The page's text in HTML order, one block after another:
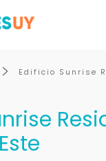
Edificio Sunrise